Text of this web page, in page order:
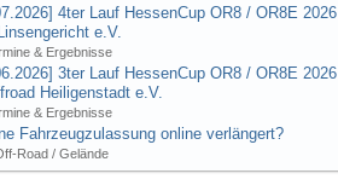
4ter Lauf HessenCup OR8 / OR8E 2026
e.V.
& Ergebnisse
3ter Lauf HessenCup OR8 / OR8E 2026
Heiligenstadt e.V.
& Ergebnisse
Fahrzeugzulassung online verlängert?
Road / Gelände